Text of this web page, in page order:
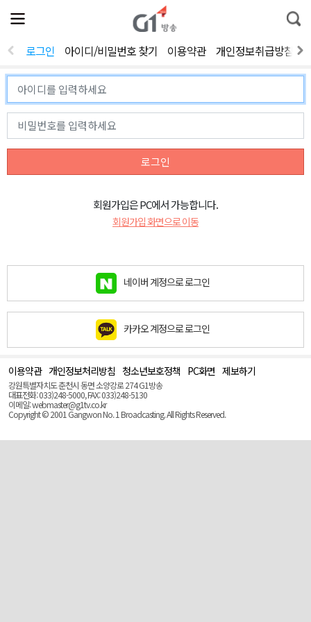
전
체
뉴
열
통
합
색
로그인 아이디/비밀번호 찾기 이용약관 개인정보취급방침
로그인
회원가입은 PC에서 가능합니다.
회원가입 화면으로 이동
네이버 계정으로 로그인
카카오 계정으로 로그인
이용약관 개인정보처리방침 청소년보호정책 PC화면 제보하기
강원특별자치도 춘천시 동면 소양강로 274 G1방송
대표전화: 033)248-5000, FAX: 033)248-5130
이메일: webmaster@g1tv.co.kr
Copyright © 2001 Gangwon No. 1 Broadcasting. All Rights Reserved.